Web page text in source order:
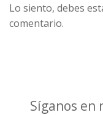
Lo siento, debes
comentario.
Síganos en